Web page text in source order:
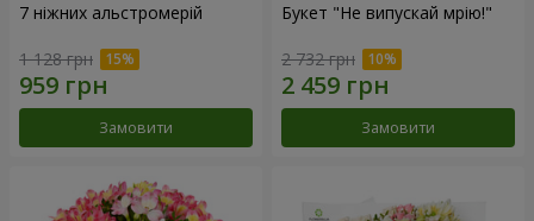
7 ніжних альстромерій
1 128 грн
Замовити
Букет "Не випускай мрію!"
2 732 грн
Замовити